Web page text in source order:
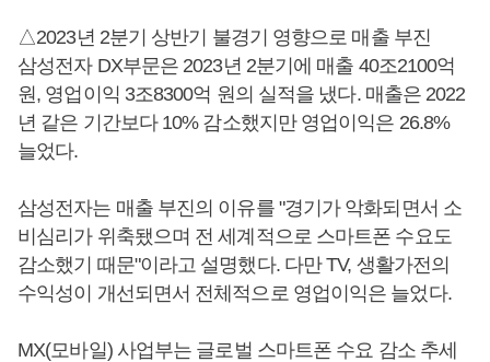
△2023년 2분기 상반기 불경기 영향으로 매출 부진
삼성전자 DX부문은 2023년 2분기에 매출 40조2100억
원, 영업이익 3조8300억 원의 실적을 냈다. 매출은 2022
년 같은 기간보다 10% 감소했지만 영업이익은 26.8%
늘었다.
삼성전자는 매출 부진의 이유를 "경기가 악화되면서 소
비심리가 위축됐으며 전 세계적으로 스마트폰 수요도
감소했기 때문"이라고 설명했다. 다만 TV, 생활가전의
수익성이 개선되면서 전체적으로 영업이익은 늘었다.
MX(모바일) 사업부는 글로벌 스마트폰 수요 감소 추세